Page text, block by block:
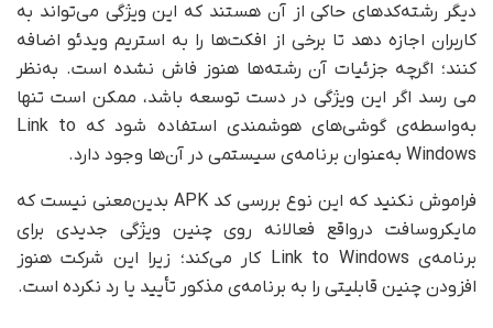
دیگر رشته‌کدهای حاکی از آن هستند که این ویژگی می‌تواند به
کاربران اجازه دهد تا برخی از افکت‌ها را به استریم ویدئو اضافه
کنند؛ اگرچه جزئیات آن رشته‌ها هنوز فاش نشده است. به‌نظر
می رسد اگر این ویژگی در دست توسعه باشد، ممکن است تنها
به‌واسطه‌ی گوشی‌های هوشمندی استفاده شود که Link to
Windows به‌عنوان برنامه‌ی سیستمی در آن‌ها وجود دارد.
فراموش نکنید که این نوع بررسی کد APK بدین‌معنی نیست که
مایکروسافت در‌واقع فعالانه روی چنین ویژگی جدیدی برای
برنامه‌ی Link to Windows کار می‌کند؛ زیرا این شرکت هنوز
افزودن چنین قابلیتی را به برنامه‌ی مذکور تأیید یا رد نکرده است.